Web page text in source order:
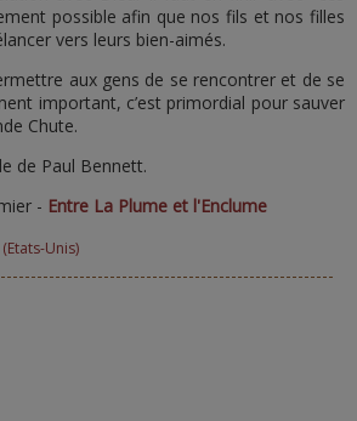
possible afin que nos fils et nos filles
vers leurs bien-aimés.
aux gens de se rencontrer et de se
important, c’est primordial pour sauver
Chute.
de Paul Bennett.
- Entre La Plume et l'Enclume
Unis)